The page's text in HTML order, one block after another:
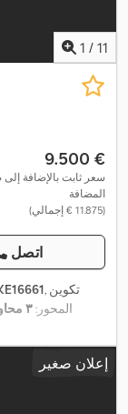
1 / 11
‏9.500 €
سعر ثابت بالإضافة إلى
المضافة
(‏11.875 € إجمالي)
اتصل
, تكوين
المحور:٣ محاور
إعلان صغير